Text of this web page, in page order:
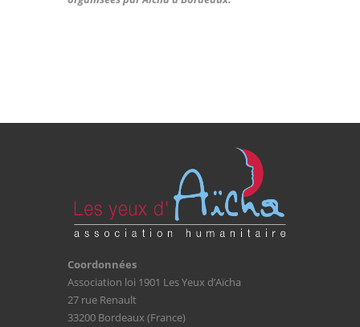
Coordonnées
Association loi 1901 Les Yeux d’Aïcha
27 rue Renault
33200 Bordeaux (France)